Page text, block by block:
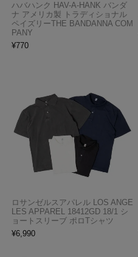
ハバハンク HAV-A-HANK バンダ
ナ アメリカ製 トラディショナル
ペイズリーTHE BANDANNA COM
PANY
¥770
ロサンゼルスアパレル LOS ANGE
LES APPAREL 18412GD 18/1 シ
ョートスリーブ ポロTシャツ
¥6,990